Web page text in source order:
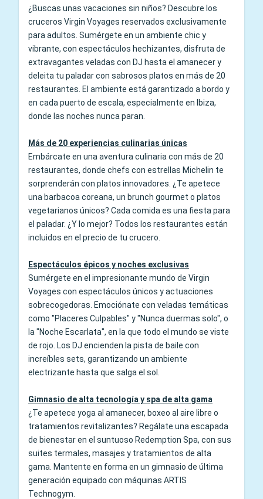
¿Buscas unas vacaciones sin niños? Descubre los
cruceros Virgin Voyages reservados exclusivamente
para adultos. Sumérgete en un ambiente chic y
vibrante, con espectáculos hechizantes, disfruta de
extravagantes veladas con DJ hasta el amanecer y
deleita tu paladar con sabrosos platos en más de 20
restaurantes. El ambiente está garantizado a bordo y
en cada puerto de escala, especialmente en Ibiza,
donde las noches nunca paran.
Más de 20 experiencias culinarias únicas
Embárcate en una aventura culinaria con más de 20
restaurantes, donde chefs con estrellas Michelin te
sorprenderán con platos innovadores. ¿Te apetece
una barbacoa coreana, un brunch gourmet o platos
vegetarianos únicos? Cada comida es una fiesta para
el paladar. ¿Y lo mejor? Todos los restaurantes están
incluidos en el precio de tu crucero.
Espectáculos épicos y noches exclusivas
Sumérgete en el impresionante mundo de Virgin
Voyages con espectáculos únicos y actuaciones
sobrecogedoras. Emociónate con veladas temáticas
como "Placeres Culpables" y "Nunca duermas solo", o
la "Noche Escarlata", en la que todo el mundo se viste
de rojo. Los DJ encienden la pista de baile con
increíbles sets, garantizando un ambiente
electrizante hasta que salga el sol.
Gimnasio de alta tecnología y spa de alta gama
¿Te apetece yoga al amanecer, boxeo al aire libre o
tratamientos revitalizantes? Regálate una escapada
de bienestar en el suntuoso Redemption Spa, con sus
suites termales, masajes y tratamientos de alta
gama. Mantente en forma en un gimnasio de última
generación equipado con máquinas ARTIS
Technogym.